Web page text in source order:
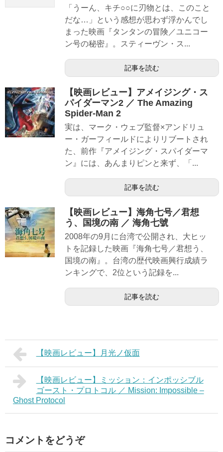
「うーん、キチ○○に刃物とは、このこと
だな…」という感想が思わず浮かんでし
まった映画『タンタンの冒険／ユニコー
ン号の秘密』。スティーヴン・ス...
記事を読む
【映画レビュー】アメイジング・ス
パイダーマン2 ／ The Amazing
Spider-Man 2
実は、マーク・ウェブ監督×アンドリュ
ー・ガーフィールドによりリブートされ
た、前作『アメイジング・スパイダーマ
ン』には、あんまりピンと来ず、「...
記事を読む
【映画レビュー】海角七号／君想
う、国境の南 ／ 海角七號
2008年の9月に台湾で公開され、大ヒッ
トを記録した映画『海角七号／君想う、
国境の南』。台湾の歴代映画興行成績ラ
ンキングで、2位という記録を...
記事を読む
【映画レビュー】月光ノ仮面
【映画レビュー】ミッション：インポッシブル
ゴースト・プロトコル ／ Mission: Impossible –
Ghost Protocol
コメントをどうぞ